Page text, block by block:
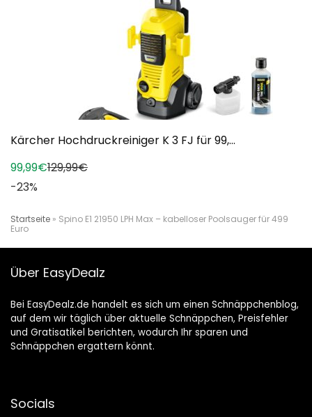
Kärcher Hochdruckreiniger K 3 FJ für 99,...
99,99€129,99€
-23%
Startseite » Spino E1 21950 LPH Max – kabelloser Poolsauger für 499
Euro
Über EasyDealz
Bei EasyDealz.de handelt es sich um einen Schnäppchenblog,
auf dem wir täglich über aktuelle Schnäppchen, Preisfehler
und Gratisatikel berichten, wodurch Ihr sparen und
Schnäppchen ergattern könnt.
Socials